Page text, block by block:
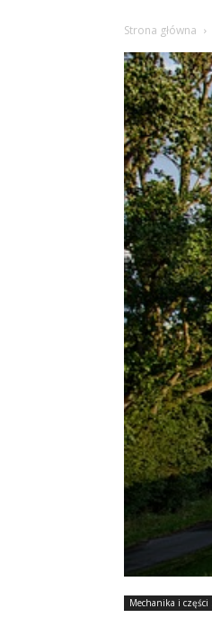
Strona główna
Mechanika i